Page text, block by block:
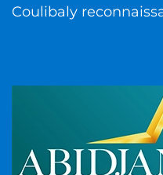
Coulibaly